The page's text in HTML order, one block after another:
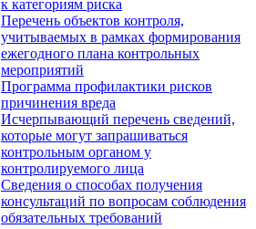
к категориям риска
Перечень объектов контроля,
учитываемых в рамках формирования
ежегодного плана контрольных
мероприятий
Программа профилактики рисков
причинения вреда
Исчерпывающий перечень сведений,
которые могут запрашиваться
контрольным органом у
контролируемого лица
Сведения о способах получения
консультаций по вопросам соблюдения
обязательных требований